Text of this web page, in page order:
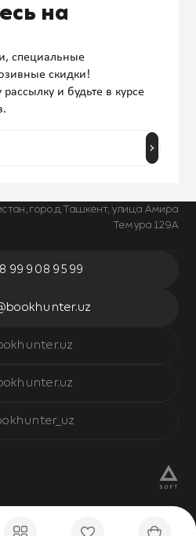
город Ташкент, улица Амира
Темура 129А
99 908 95 99
на
специальные
скидки!
и будьте в курсе